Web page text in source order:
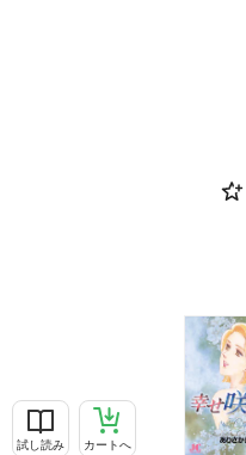
試し読み カートへ